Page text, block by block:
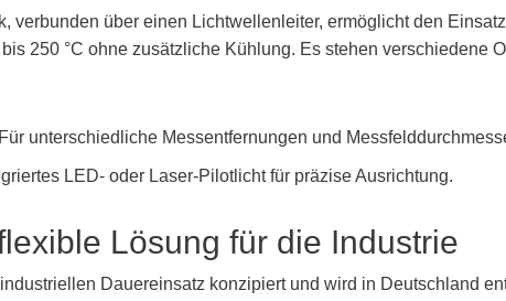
verbunden über einen Lichtwellenleiter, ermöglicht den
250 °C ohne zusätzliche Kühlung. Es stehen verschiedene
unterschiedliche Messentfernungen und
LED- oder Laser-Pilotlicht für präzise Ausrichtung.
Lösung für die Industrie
Dauereinsatz konzipiert und wird in Deutschland